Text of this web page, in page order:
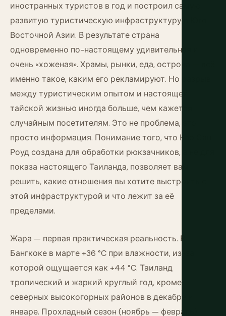
иностранных туристов в год и построил самую
развитую туристическую инфраструктуру в Юго-
Восточной Азии. В результате страна
одновременно по-настоящему удивительная и
очень «хоженая». Храмы, рынки, еда, острова — всё
именно такое, каким его рекламируют. Но разрыв
между туристическим опытом и настоящей
тайской жизнью иногда больше, чем кажется
случайным посетителям. Это не проблема, это
просто информация. Понимание того, что Као Сан
Роуд создана для обработки рюкзачников, а не для
показа настоящего Таиланда, позволяет вам
решить, какие отношения вы хотите выстроить с
этой инфраструктурой и что лежит за её
пределами.
Жара — первая практическая реальность. В
Бангкоке в марте +36 °C при влажности, из-за
которой ощущается как +44 °C. Таиланд
тропический и жаркий круглый год, кроме
северных высокогорных районов в декабре и
январе. Прохладный сезон (ноябрь — февраль)